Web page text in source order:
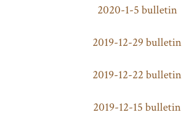
2020-1-5 bulletin
2019-12-29 bulletin
2019-12-22 bulletin
2019-12-15 bulletin